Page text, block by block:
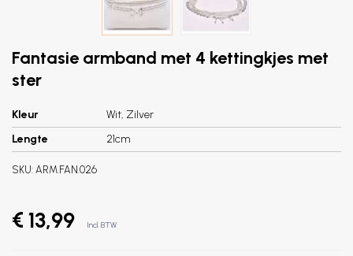
Fantasie armband met 4 kettingkjes met
ster
Kleur
Wit, Zilver
Lengte
21cm
SKU: ARM.FAN.026
€ 13,99 Incl. BTW